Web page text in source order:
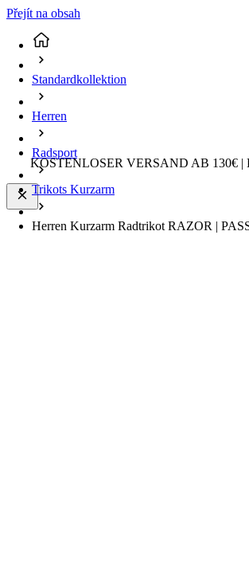
Přejít na obsah
KOSTENLOSER VERSAND AB 130€
Standardkollektion
Herren
Radsport
Trikots Kurzarm
Herren Kurzarm Radtrikot RAZOR |